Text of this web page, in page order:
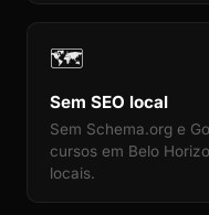
🗺️
Sem SEO local
Sem Schema.org e
cursos em Belo
locais.